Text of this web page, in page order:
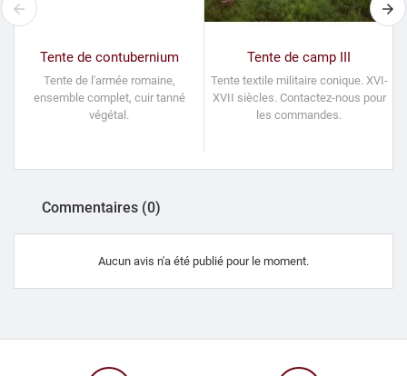
Tente de contubernium
Tente de l'armée romaine,
ensemble complet, cuir tanné
végétal.
Tente de camp III
Tente textile militaire conique. XVI-
XVII siècles. Contactez-nous pour
les commandes.
Commentaires (0)
Aucun avis n'a été publié pour le moment.